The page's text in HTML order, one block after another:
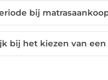
bij
bij het kiezen van een